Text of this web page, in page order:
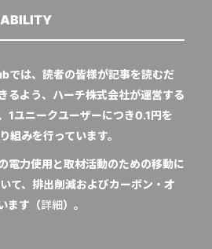
は、読者の皆様が記事を読むだ
るよう、ハーチ株式会社が運営する
1ユニークユーザーにつき0.1円を
組みを行っています。
電力使用と取材活動のための移動に
て、排出削減およびカーボン・オ
ます（詳細）。